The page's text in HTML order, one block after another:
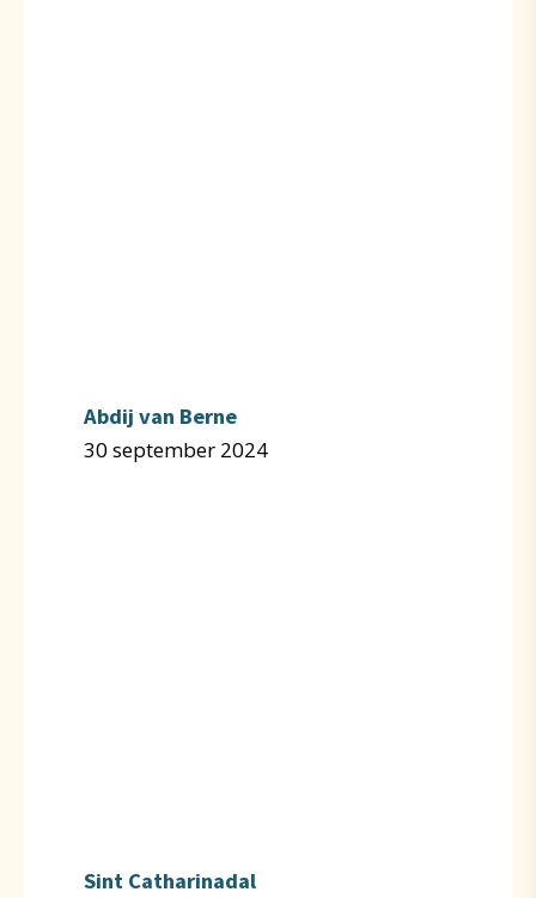
Abdij van Berne
30 september 2024
Sint Catharinadal